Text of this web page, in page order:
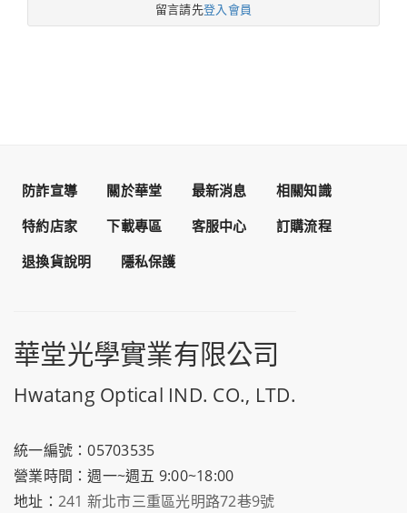
留言請先登入會員
防詐宣導 關於華堂 最新消息
相關知識
特約店家
下載專區 客服中心
訂購流程
退換貨說明
隱私保護
華堂光學實業有限公司
Hwatang Optical IND. CO., LTD.
統一編號：05703535
營業時間：週一~週五 9:00~18:00
地址： 241 新北市三重區光明路72巷9號